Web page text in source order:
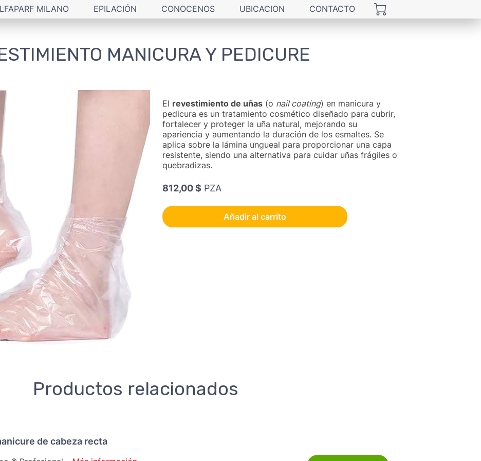
MILANO EPILACIÓN CONOCENOS UBICACION CONTACTO
MANICURA Y PEDICURE
El revestimiento de uñas (o nail coating) en manicura y
pedicura es un tratamiento cosmético diseñado para cubrir,
fortalecer y proteger la uña natural, mejorando su
apariencia y aumentando la duración de los esmaltes. Se
aplica sobre la lámina ungueal para proporcionar una capa
resistente, siendo una alternativa para cuidar uñas frágiles o
quebradizas.
812,00 $ PZA
Añadir al carrito
Productos relacionados
de cabeza recta